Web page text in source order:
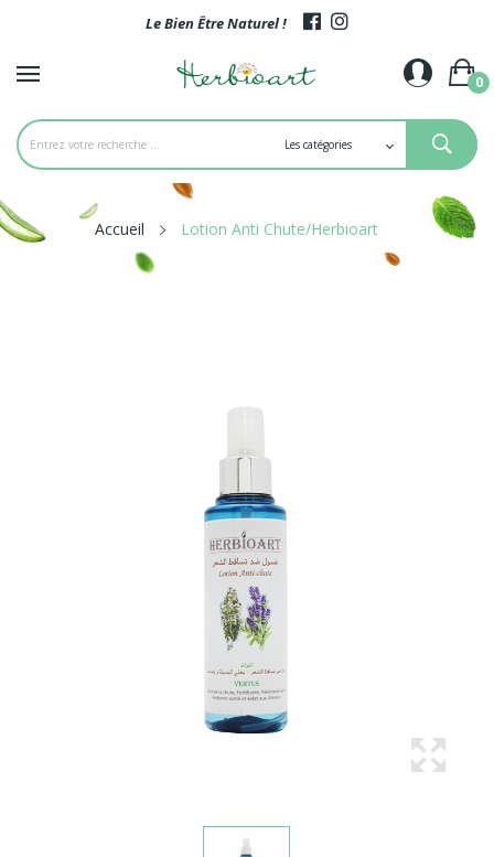
Le Bien Être Naturel !
0
Accueil Lotion Anti Chute/Herbioart